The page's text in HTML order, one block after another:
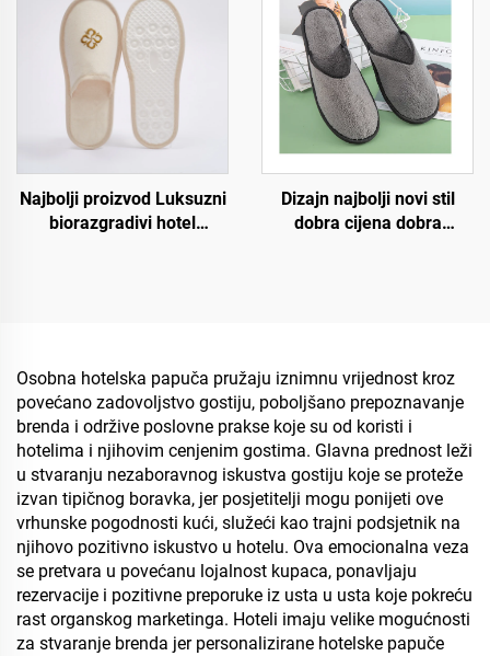
hotela
Najbolji proizvod Luksuzni
biorazgradivi hotel
Dizajn najbolji novi stil
dobra cijena dobra
Osobna hotelska papuča pružaju iznimnu vrijednost kroz
povećano zadovoljstvo gostiju, poboljšano prepoznavanje
brenda i održive poslovne prakse koje su od koristi i
hotelima i njihovim cenjenim gostima. Glavna prednost leži
u stvaranju nezaboravnog iskustva gostiju koje se proteže
izvan tipičnog boravka, jer posjetitelji mogu ponijeti ove
vrhunske pogodnosti kući, služeći kao trajni podsjetnik na
njihovo pozitivno iskustvo u hotelu. Ova emocionalna veza
se pretvara u povećanu lojalnost kupaca, ponavljaju
rezervacije i pozitivne preporuke iz usta u usta koje pokreću
rast organskog marketinga. Hoteli imaju velike mogućnosti
za stvaranje brenda jer personalizirane hotelske papuče